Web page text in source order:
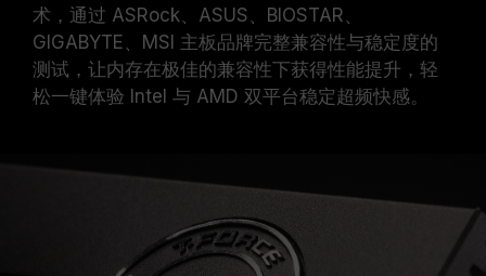
术，通过 ASRock、ASUS、BIOSTAR、
GIGABYTE、MSI 主板品牌完整兼容性与稳定度的
测试，让内存在极佳的兼容性下获得性能提升，轻
松一键体验 Intel 与 AMD 双平台稳定超频快感。